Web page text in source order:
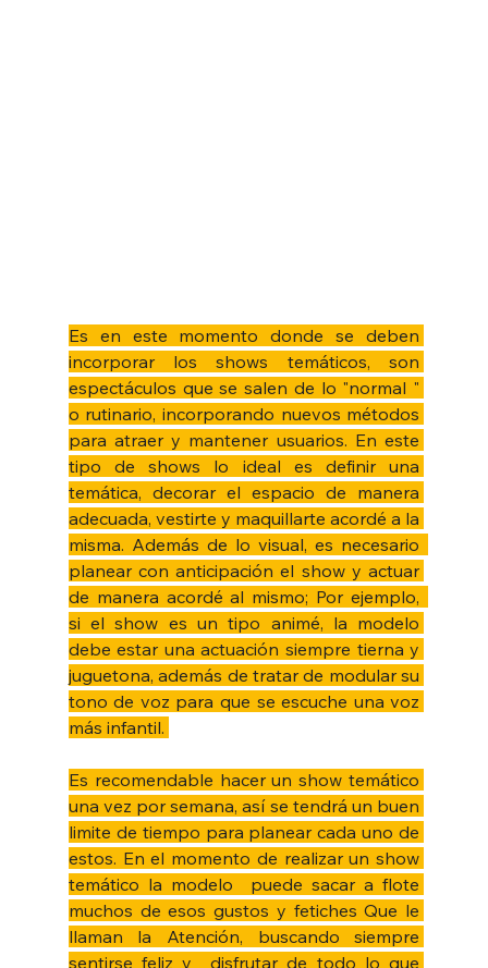
Es en este momento donde se deben
incorporar los shows temáticos, son
espectáculos que se salen de lo "normal "
o rutinario, incorporando nuevos métodos
para atraer y mantener usuarios. En este
tipo de shows lo ideal es definir una
temática, decorar el espacio de manera
adecuada, vestirte y maquillarte acordé a la
misma. Además de lo visual, es necesario
planear con anticipación el show y actuar
de manera acordé al mismo; Por ejemplo,
si el show es un tipo animé, la modelo
debe estar una actuación siempre tierna y
juguetona, además de tratar de modular su
tono de voz para que se escuche una voz
más infantil.
Es recomendable hacer un show temático
una vez por semana, así se tendrá un buen
limite de tiempo para planear cada uno de
estos. En el momento de realizar un show
temático la modelo  puede sacar a flote
muchos de esos gustos y fetiches Que le
llaman la Atención, buscando siempre
sentirse feliz y  disfrutar de todo lo que